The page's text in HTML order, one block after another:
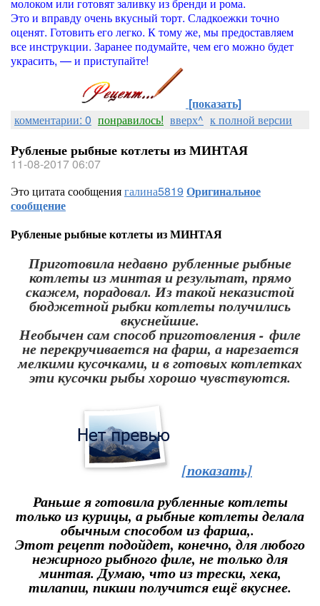
Это и вправду очень вкусный торт. Сладкоежки точно
оценят. Готовить его легко. К тому же, мы предоставляем
все инструкции. Заранее подумайте, чем его можно будет
украсить, — и приступайте!
[показать]
комментарии: 0 понравилось! вверх^ к полной версии
Рубленые рыбные котлеты из МИНТАЯ
11-08-2017 06:07
Это цитата сообщениягалина5819 Оригинальное
сообщение
Рубленые рыбные котлеты из МИНТАЯ
Приготовила недавно рубленные рыбные
котлеты из минтая и результат, прямо
скажем, порадовал. Из такой неказистой
бюджетной рыбки котлеты получились
вкуснейшие.
Необычен сам способ приготовления - филе
не перекручивается на фарш, а нарезается
мелкими кусочками, и в готовых котлетках
эти кусочки рыбы хорошо чувствуются.
[показать]
Раньше я готовила рубленные котлеты
только из курицы, а рыбные котлеты делала
обычным способом из фарша,.
Этот рецепт подойдет, конечно, для любого
нежирного рыбного филе, не только для
минтая. Думаю, что из трески, хека,
тилапии, пикши получится ещё вкуснее.